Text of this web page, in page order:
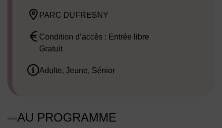
PARC DUFRESNY
Condition d’accès : Entrée libre
Gratuit
Adulte, Jeune, Sénior
AU PROGRAMME